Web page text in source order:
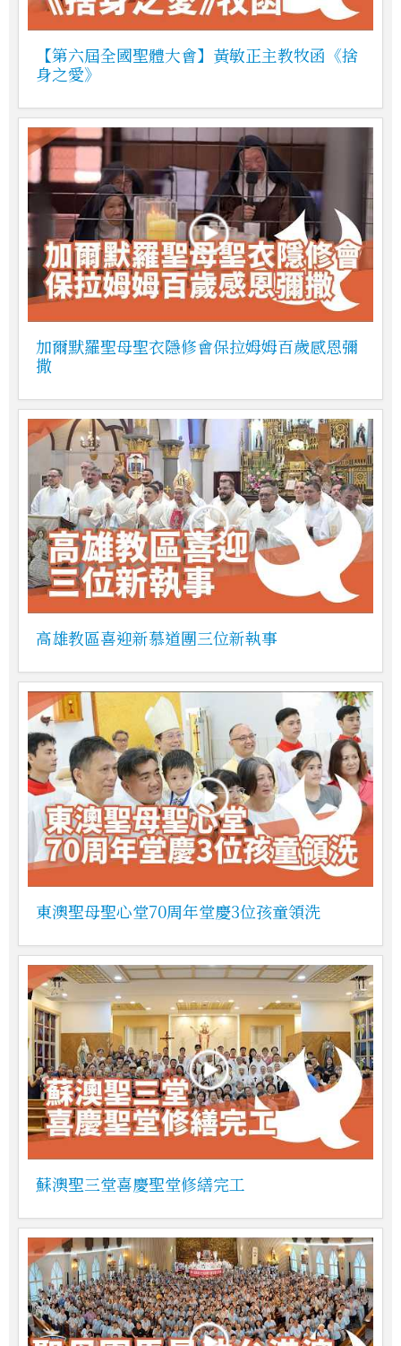
【第六屆全國聖體大會】黃敏正主教牧函《捨
身之愛》
加爾默羅聖母聖衣隱修會保拉姆姆百歲感恩彌
撒
高雄教區喜迎新慕道團三位新執事
東澳聖母聖心堂70周年堂慶3位孩童領洗
蘇澳聖三堂喜慶聖堂修繕完工